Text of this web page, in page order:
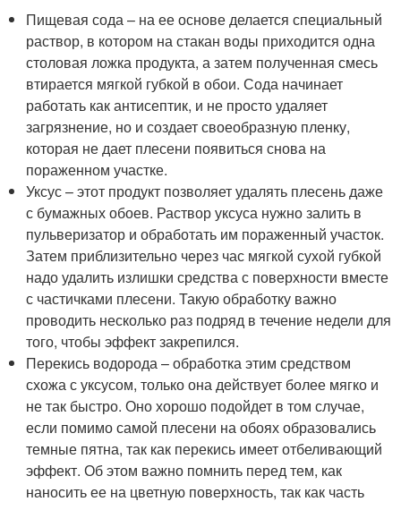
Пищевая сода – на ее основе делается специальный
раствор, в котором на стакан воды приходится одна
столовая ложка продукта, а затем полученная смесь
втирается мягкой губкой в обои. Сода начинает
работать как антисептик, и не просто удаляет
загрязнение, но и создает своеобразную пленку,
которая не дает плесени появиться снова на
пораженном участке.
Уксус – этот продукт позволяет удалять плесень даже
с бумажных обоев. Раствор уксуса нужно залить в
пульверизатор и обработать им пораженный участок.
Затем приблизительно через час мягкой сухой губкой
надо удалить излишки средства с поверхности вместе
с частичками плесени. Такую обработку важно
проводить несколько раз подряд в течение недели для
того, чтобы эффект закрепился.
Перекись водорода – обработка этим средством
схожа с уксусом, только она действует более мягко и
не так быстро. Оно хорошо подойдет в том случае,
если помимо самой плесени на обоях образовались
темные пятна, так как перекись имеет отбеливающий
эффект. Об этом важно помнить перед тем, как
наносить ее на цветную поверхность, так как часть